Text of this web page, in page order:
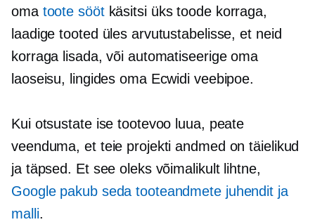
oma toote söötkäsitsi üks toode korraga,
laadige tooted üles arvutustabelisse, et neid
korraga lisada, või automatiseerige oma
laoseisu, lingides oma Ecwidi veebipoe.
Kui otsustate ise tootevoo luua, peate
veenduma, et teie projekti andmed on täielikud
ja täpsed. Et see oleks võimalikult lihtne,
Google pakub seda tooteandmete juhendit ja
malli.